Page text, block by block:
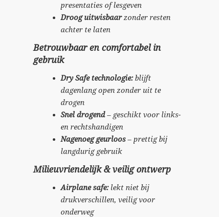
presentaties of lesgeven
Droog uitwisbaarzonder resten
achter te laten
Betrouwbaar en comfortabel in
gebruik
Dry Safe technologie:blijft
dagenlang open zonder uit te
drogen
Snel drogend– geschikt voor links-
en rechtshandigen
Nagenoeg geurloos – prettig bij
langdurig gebruik
Milieuvriendelijk & veilig ontwerp
Airplane safe:lekt niet bij
drukverschillen, veilig voor
onderweg